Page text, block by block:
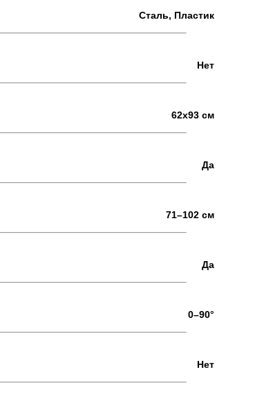
Сталь, Пластик
Нет
62x93 см
Да
71–102 см
Да
0–90°
Нет